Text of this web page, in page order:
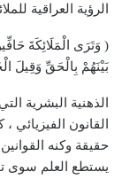
الرؤية العراقية
( وَتَرَى الْمَلَائِكَةَ
بَيْنَهُمْ بِالْحَقِّ وَقِيلَ
الذهنية البشرية
القانون الفيزيائي
حقيقة وكنه
يستطع العلم سوى